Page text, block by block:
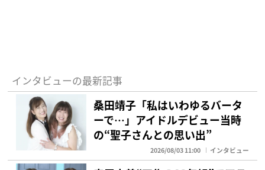
インタビューの最新記事
桑田靖子「私はいわゆるバータ
ーで…」アイドルデビュー当時
の“聖子さんとの思い出”
2026/08/03 11:00 インタビュー